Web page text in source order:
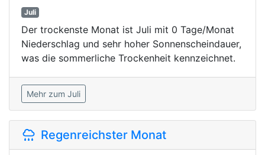
Juli
Der trockenste Monat ist Juli mit 0 Tage/Monat
Niederschlag und sehr hoher Sonnenscheindauer,
was die sommerliche Trockenheit kennzeichnet.
Mehr zum Juli
Regenreichster Monat